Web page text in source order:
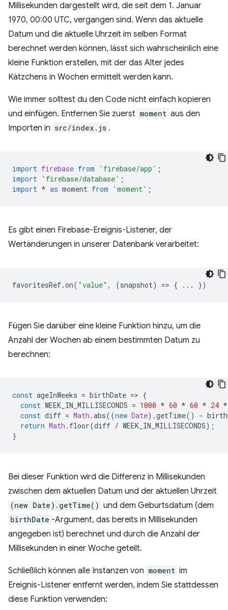
Millisekunden dargestellt wird, die seit dem 1. Januar
1970, 00:00 UTC, vergangen sind. Wenn das aktuelle
Datum und die aktuelle Uhrzeit im selben Format
berechnet werden können, lässt sich wahrscheinlich eine
kleine Funktion erstellen, mit der das Alter jedes
Kätzchens in Wochen ermittelt werden kann.
Wie immer solltest du den Code nicht einfach kopieren
und einfügen. Entfernen Sie zuerst moment aus den
Importen in src/index.js .
import firebase from 'firebase/app' ;
import 'firebase/database' ;
import * as moment from 'moment' ;
Es gibt einen Firebase-Ereignis-Listener, der
Wertänderungen in unserer Datenbank verarbeitet:
favoritesRef.on( "value" , (snapshot) => { ... })
Fügen Sie darüber eine kleine Funktion hinzu, um die
Anzahl der Wochen ab einem bestimmten Datum zu
berechnen:
const ageInWeeks = birthDate => {
const WEEK_IN_MILLISECONDS = 1000 * 60 * 60 * 24 *
const diff = Math .abs((new Date).getTime() -
return Math . floor(diff / WEEK_IN_MILLISECONDS);
}
Bei dieser Funktion wird die Differenz in Millisekunden
zwischen dem aktuellen Datum und der aktuellen Uhrzeit
(new Date).getTime() und dem Geburtsdatum (dem
birthDate -Argument, das bereits in Millisekunden
angegeben ist) berechnet und durch die Anzahl der
Millisekunden in einer Woche geteilt.
Schließlich können alle Instanzen von moment im
Ereignis-Listener entfernt werden, indem Sie stattdessen
diese Funktion verwenden: